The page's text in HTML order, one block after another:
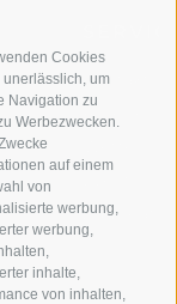
Cookies
um
Navigation zu
Werbezwecken.
auf einem
von
werbung,
werbung,
inhalte,
von inhalten,
Kontakt
Anreise
Zum